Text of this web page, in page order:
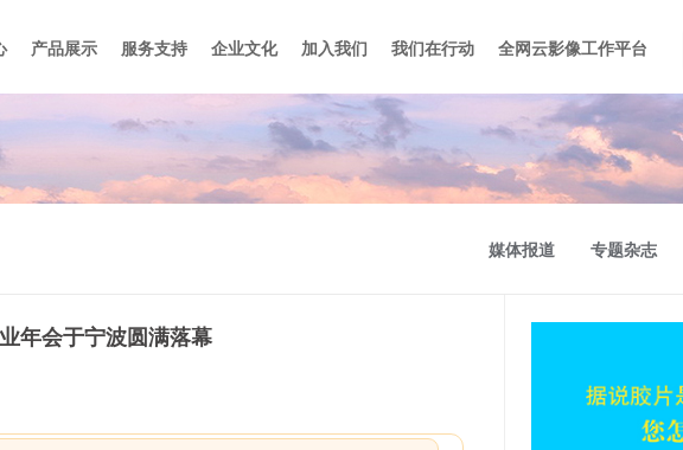
行业动态 最新资讯
产品展示
云PACS解决方案 数字影像设备 全网云医助 5G移动医疗车
服务支持
售后服务及技术支持
企业文化
员工福利计划 企业活动 员工培训
加入我们
招聘信息
我们在行动 全网云影像工作平台
媒体报道 专题杂志
年会于宁波圆满落幕